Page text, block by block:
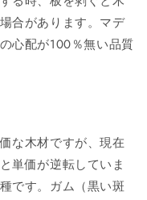
合があります。マデ
心配が100％無い品質
な木材ですが、現在
単価が逆転していま
です。ガム（黒い斑